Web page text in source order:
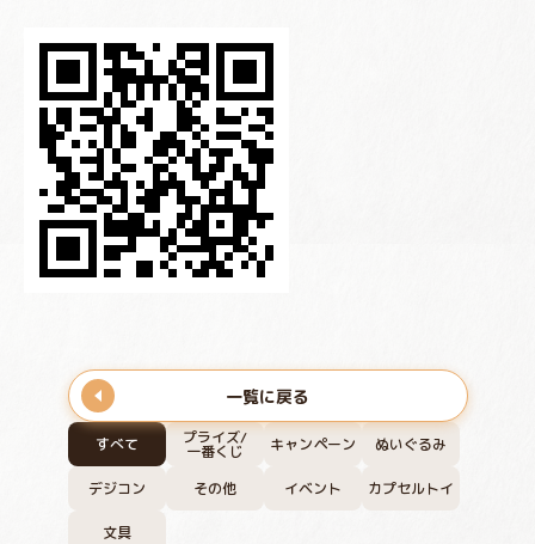
すべて プライズ/
一番くじ キャンペーン ぬいぐるみ
デジコン その他 イベント カプセルトイ
文具
一覧に戻る